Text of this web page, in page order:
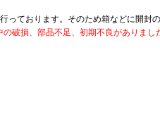
ております。そのため箱などに開封
破損、部品不足、初期不良がありまし